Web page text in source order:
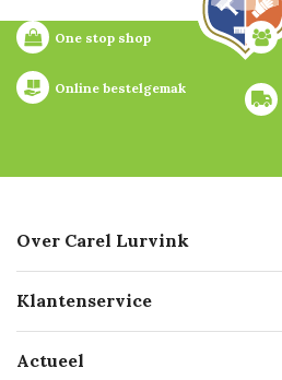
One stop shop
Online bestelgemak
Over Carel Lurvink
Geschiedenis
Missie
Klantenservice
Bezorgen
Actueel